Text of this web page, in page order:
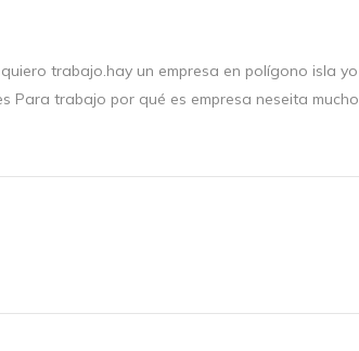
trabajo.hay un empresa en polígono isla yo
Para trabajo por qué es empresa neseita mucho